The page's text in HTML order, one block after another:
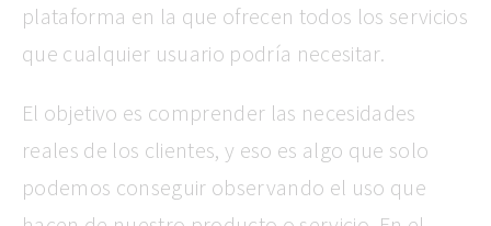
plataforma en la que ofrecen todos los servicios
que cualquier usuario podría necesitar.
El objetivo es comprender las necesidades
reales de los clientes, y eso es algo que solo
podemos conseguir observando el uso que